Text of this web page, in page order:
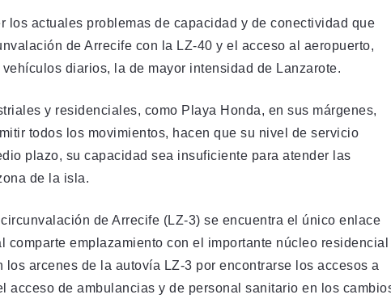
los actuales problemas de capacidad y de conectividad que
de Arrecife con la LZ-40 y el acceso al aeropuerto,
diarios, la de mayor intensidad de Lanzarote.
y residenciales, como Playa Honda, en sus márgenes,
todos los movimientos, hacen que su nivel de servicio
plazo, su capacidad sea insuficiente para atender las
de la isla.
de Arrecife (LZ-3) se encuentra el único enlace
emplazamiento con el importante núcleo residencial
arcenes de la autovía LZ-3 por encontrarse los accesos a
acceso de ambulancias y de personal sanitario en los